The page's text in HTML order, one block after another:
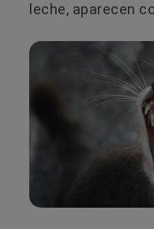
leche, aparecen